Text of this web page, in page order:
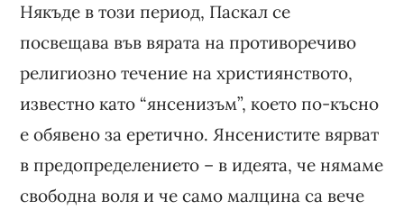
Някъде в този период, Паскал се
посвещава във вярата на противоречиво
религиозно течение на християнството,
известно като “янсенизъм”, което по-късно
е обявено за еретично. Янсенистите вярват
в предопределението – в идеята, че нямаме
свободна воля и че само малцина са вече